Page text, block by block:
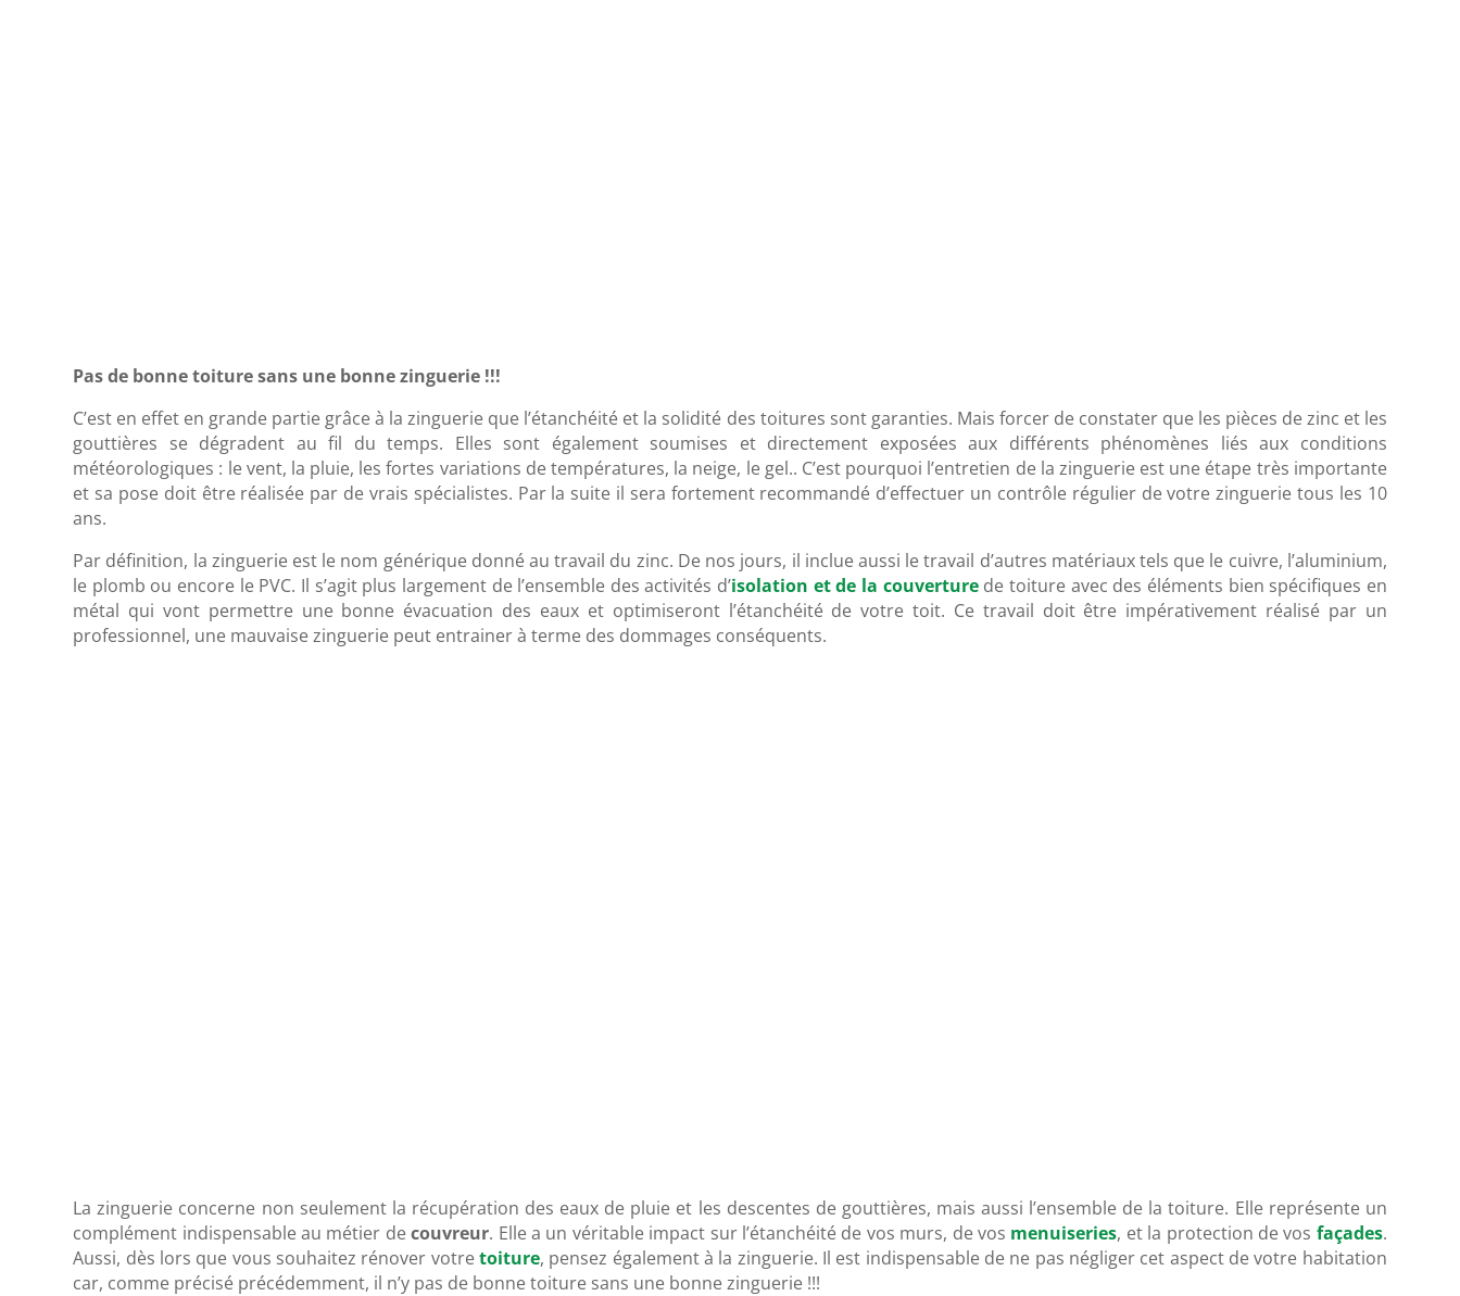
Pas de bonne toiture sans une bonne zinguerie !!!
C’est en effet en grande partie grâce à la zinguerie que l’étanchéité et la solidité des toitures sont garanties. Mais forcer de constater que les pièces de zinc et les
gouttières se dégradent au fil du temps. Elles sont également soumises et directement exposées aux différents phénomènes liés aux conditions
météorologiques : le vent, la pluie, les fortes variations de températures, la neige, le gel.. C’est pourquoi l’entretien de la zinguerie est une étape très importante
et sa pose doit être réalisée par de vrais spécialistes. Par la suite il sera fortement recommandé d’effectuer un contrôle régulier de votre zinguerie tous les 10
ans.
Par définition, la zinguerie est le nom générique donné au travail du zinc. De nos jours, il inclue aussi le travail d’autres matériaux tels que le cuivre, l’aluminium,
le plomb ou encore le PVC. Il s’agit plus largement de l’ensemble des activités d’isolation et de la couverturede toiture avec des éléments bien spécifiques en
métal qui vont permettre une bonne évacuation des eaux et optimiseront l’étanchéité de votre toit. Ce travail doit être impérativement réalisé par un
professionnel, une mauvaise zinguerie peut entrainer à terme des dommages conséquents.
La zinguerie concerne non seulement la récupération des eaux de pluie et les descentes de gouttières, mais aussi l’ensemble de la toiture. Elle représente un
complément indispensable au métier decouvreur. Elle a un véritable impact sur l’étanchéité de vos murs, de vos menuiseries, et la protection de vos façades.
Aussi, dès lors que vous souhaitez rénover votretoiture, pensez également à la zinguerie. Il est indispensable de ne pas négliger cet aspect de votre habitation
car, comme précisé précédemment, il n’y pas de bonne toiture sans une bonne zinguerie !!!